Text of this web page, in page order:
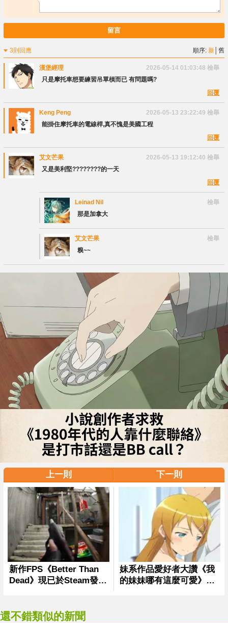
留言
3則回應 順序:新 │舊
漢堡經理 2026-05-14 01:03:48 檢舉
只是摩托車想要練習吊單槓而已 有問題嗎?
回覆
Keng Peng 2026-05-13 23:22:49 檢舉
能掛住摩托車的電線桿,真不愧是美國工程
回覆
艾文芒果 2026-05-13 19:12:40 檢舉
又是美利堅????????的一天
回覆
Leinad Nil
檢舉
那是加拿大
艾文芒果
檢舉
糗~~
上一則 下一則
還不錯類似的新聞